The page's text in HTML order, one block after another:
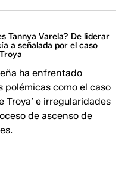
Tannya Varela? De liderar
a señalada por el caso
ha enfrentado
polémicas como el caso
Troya’ e irregularidades
de ascenso de